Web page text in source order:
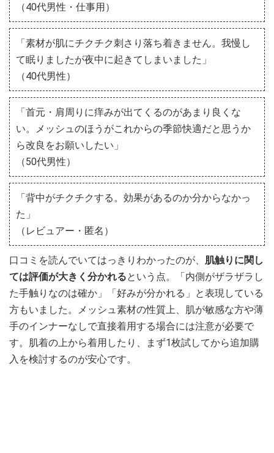
（40代男性・仕事用）
「素材が肌にチクチク刺さり落ち着きません。我慢し
て眠りましたが夜中に起きてしまいました」
（40代男性）
「首元・肩周りに痒みが出てくるのがあまり良くな
い。メッシュのほうがこれからの季節快適だと思うか
ら改良をお願いしたい」
（50代男性）
「背中がチクチクする。効果があるのか分からなかっ
た」
（レビュアー・匿名）
口コミを読んでいてはっきりわかったのが、 肌触りに関し
ては評価が大きく分かれるという点。「内側がザラザラし
た手触りなのは確か」「好みが分かれる」と表現している
方もいました。メッシュ素材の性質上、肌が敏感な方や薄
手のインナーなしで直接着用する場合には注意が必要で
す。肌着の上から着用したり、まず1枚試してから追加購
入を検討するのが安心です。